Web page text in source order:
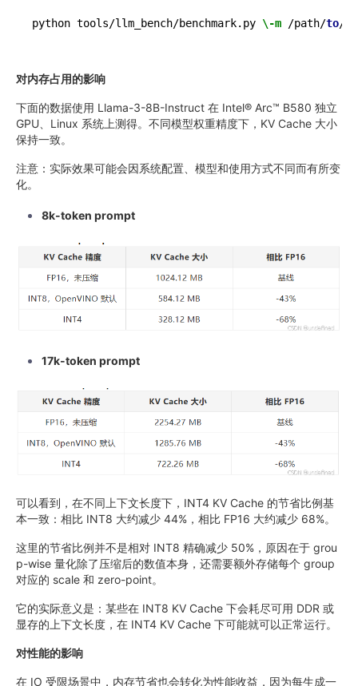
python tools/llm_bench/benchmark.py \-m /path/to/
对内存占用的影响
下面的数据使用 Llama-3-8B-Instruct 在 Intel® Arc™ B580 独立
GPU、Linux 系统上测得。不同模型权重精度下，KV Cache 大小
保持一致。
注意：实际效果可能会因系统配置、模型和使用方式不同而有所变
化。
8k-token prompt
17k-token prompt
可以看到，在不同上下文长度下，INT4 KV Cache 的节省比例基
本一致：相比 INT8 大约减少 44%，相比 FP16 大约减少 68%。
这里的节省比例并不是相对 INT8 精确减少 50%，原因在于 grou
p-wise 量化除了压缩后的数值本身，还需要额外存储每个 group
对应的 scale 和 zero-point。
它的实际意义是：某些在 INT8 KV Cache 下会耗尽可用 DDR 或
显存的上下文长度，在 INT4 KV Cache 下可能就可以正常运行。
对性能的影响
在 IO 受限场景中，内存节省也会转化为性能收益，因为每生成一